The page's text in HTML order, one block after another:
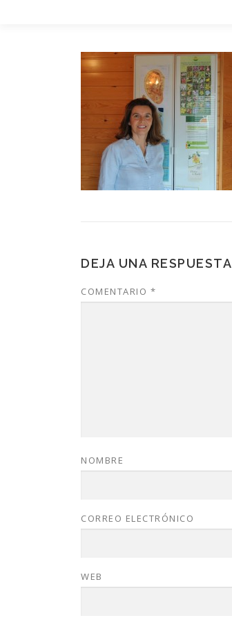
DEJA UNA RESPUESTA
COMENTARIO *
NOMBRE
CORREO ELECTRÓNICO
WEB